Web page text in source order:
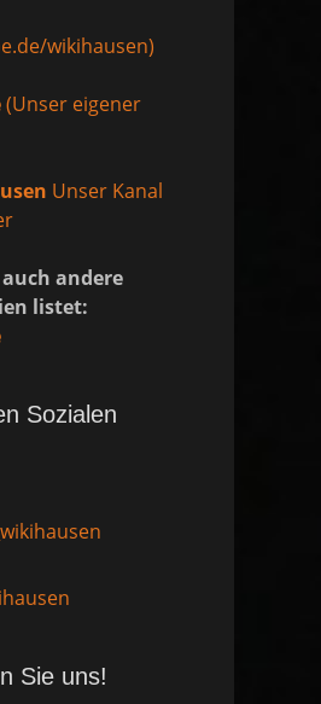
wikihausen)
(Unser eigener
Unser Kanal
auch andere
listet:
Sozialen
Sie uns!